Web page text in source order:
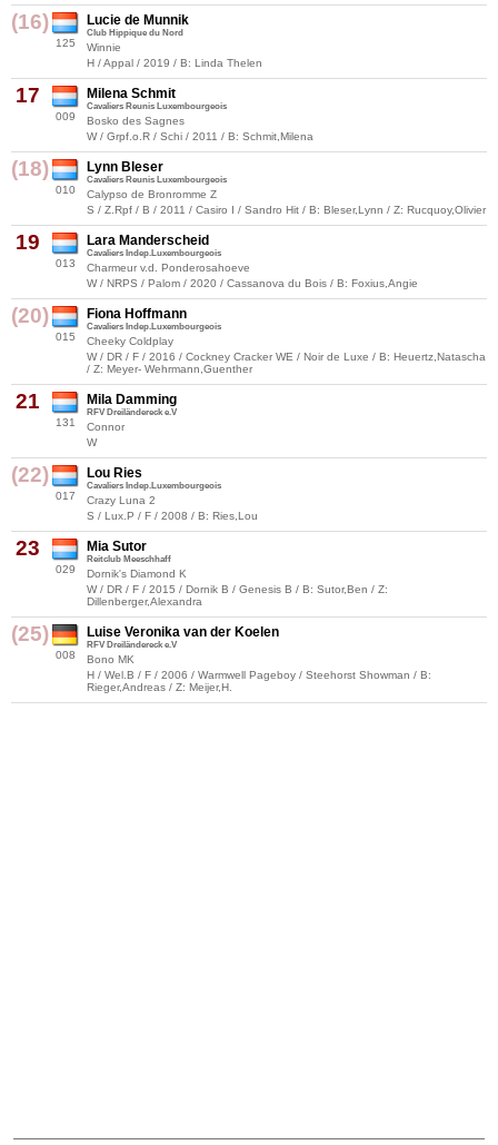
(16)
125
Lucie de Munnik
Club Hippique du Nord
Winnie
H / Appal / 2019 / B: Linda Thelen
17
009
Milena Schmit
Cavaliers Reunis Luxembourgeois
Bosko des Sagnes
W / Grpf.o.R / Schi / 2011 / B: Schmit,Milena
(18)
010
Lynn Bleser
Cavaliers Reunis Luxembourgeois
Calypso de Bronromme Z
S / Z.Rpf / B / 2011 / Casiro I / Sandro Hit / B: Bleser,Lynn / Z: Rucquoy,Olivier
19
013
Lara Manderscheid
Cavaliers Indep.Luxembourgeois
Charmeur v.d. Ponderosahoeve
W / NRPS / Palom / 2020 / Cassanova du Bois / B: Foxius,Angie
(20)
015
Fiona Hoffmann
Cavaliers Indep.Luxembourgeois
Cheeky Coldplay
W / DR / F / 2016 / Cockney Cracker WE / Noir de Luxe / B: Heuertz,Natascha
/ Z: Meyer- Wehrmann,Guenther
21
131
Mila Damming
RFV Dreiländereck e.V
Connor
W
(22)
017
Lou Ries
Cavaliers Indep.Luxembourgeois
Crazy Luna 2
S / Lux.P / F / 2008 / B: Ries,Lou
23
029
Mia Sutor
Reitclub Meeschhaff
Dornik's Diamond K
W / DR / F / 2015 / Dornik B / Genesis B / B: Sutor,Ben / Z:
Dillenberger,Alexandra
(25)
008
Luise Veronika van der Koelen
RFV Dreiländereck e.V
Bono MK
H / Wel.B / F / 2006 / Warmwell Pageboy / Steehorst Showman / B:
Rieger,Andreas / Z: Meijer,H.